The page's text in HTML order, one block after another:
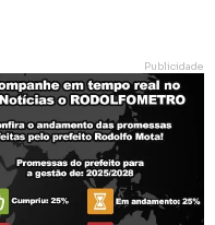
Publicidade